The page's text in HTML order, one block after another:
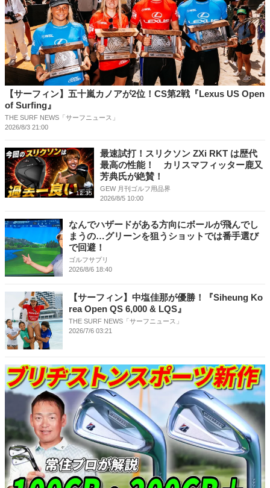
【サーフィン】五十嵐カノアが2位！CS第2戦『Lexus US Open
of Surfing』
THE SURF NEWS「サーフニュース」
2026/8/3 21:00
12:35
最速試打！スリクソン ZXi RKT は歴代
最高の性能！ カリスマフィッター鹿又
芳典氏が絶賛！
GEW 月刊ゴルフ用品界
2026/8/5 10:00
なんでハザードがある方向にボールが飛んでし
まうの…グリーンを狙うショットでは番手選び
で回避！
ゴルフサプリ
2026/8/6 18:40
【サーフィン】中塩佳那が優勝！『Siheung Ko
rea Open QS 6,000 & LQS』
THE SURF NEWS「サーフニュース」
2026/7/6 03:21